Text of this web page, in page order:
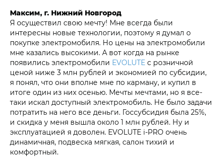
Максим, г. Нижний Новгород
Я осуществил свою мечту! Мне всегда были
интересны новые технологии, поэтому я думал о
покупке электромобиля. Но цены на электромобили
мне казались высокими. А вот когда на рынке
появились электромобили EVOLUTE с розничной
ценой ниже 3 млн рублей и экономией по субсидии,
я понял, что они вполне мне по карману, и купил в
итоге один из них осенью. Мечты мечтами, но я все-
таки искал доступный электромобиль. Не было задачи
потратить на него все деньги. Госсубсидия была 25%,
и скидка у меня вышла около 1 млн рублей. Ну и
эксплуатацией я доволен. EVOLUTE i‑PRO очень
динамичная, подвеска мягкая, салон тихий и
комфортный.